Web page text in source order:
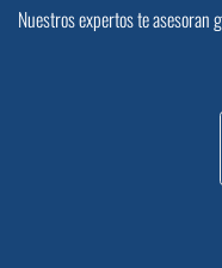
Nuestros expertos te